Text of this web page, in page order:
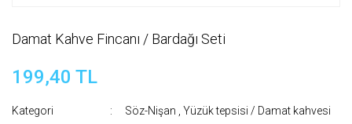
Damat Kahve Fincanı / Bardağı Seti
199,40 TL
Kategori Söz-Nişan ,Yüzük tepsisi / Damat kahvesi